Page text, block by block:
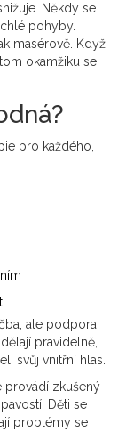
Někdy se
pohyby.
masérově. Když
okamžiku se
pro každého,
ale podpora
pravidelně,
svůj vnitřní hlas.
provádí zkušený
Děti se
problémy se